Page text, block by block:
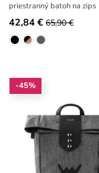
priestranný batoh na zips
42,84 € 65,90 €
-45%